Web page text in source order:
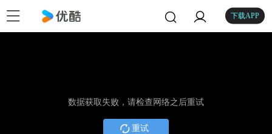
下载APP
数据获取失败，请检查网络之后重试
重试